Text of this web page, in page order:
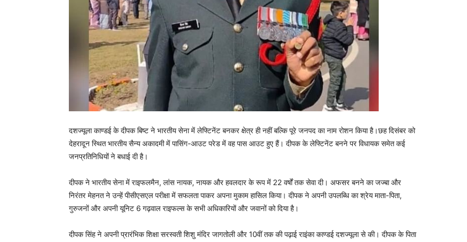
दशज्यूला काण्डई के दीपक बिष्ट ने भारतीय सेना में लेफ्टिनेंट बनकर क्षेत्र ही नहीं बल्कि पूरे जनपद का नाम रोशन किया है।छह दिसंबर को
देहरादून स्थित भारतीय सैन्य अकादमी में पासिंग-आउट परेड में वह पास आउट हुए हैं। दीपक के लेफ्टिनेंट बनने पर विधायक समेत कई
जनप्रतिनिधियों ने बधाई दी है।
दीपक ने भारतीय सेना में राइफलमैन, लांस नायक, नायक और हवलदार के रूप में 22 वर्षों तक सेवा दी। अफसर बनने का जज्बा और
निरंतर मेहनत ने उन्हें पीसीएसएल परीक्षा में सफलता पाकर अपना मुकाम हासिल किया। दीपक ने अपनी उपलब्धि का श्रेय माता-पिता,
गुरुजनों और अपनी यूनिट 6 गढ़वाल राइफल्स के सभी अधिकारियों और जवानों को दिया है।
दीपक सिंह ने अपनी प्रारंभिक शिक्षा सरस्वती शिशु मंदिर जागतोली और 10वीं तक की पढ़ाई राइंका काण्डई दशज्यूला से की। दीपक के पिता